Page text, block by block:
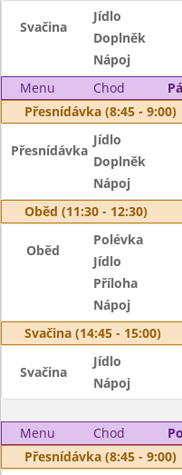
Svačina
Jídlo
Doplněk
Nápoj
Menu
Chod
Přesnídávka (8:45 - 9:00)
Přesnídávka
Jídlo
Doplněk
Nápoj
Oběd (11:30 - 12:30)
Oběd
Polévka
Jídlo
Příloha
Nápoj
Svačina (14:45 - 15:00)
Svačina
Jídlo
Nápoj
Menu Chod
Přesnídávka (8:45 - 9:00)